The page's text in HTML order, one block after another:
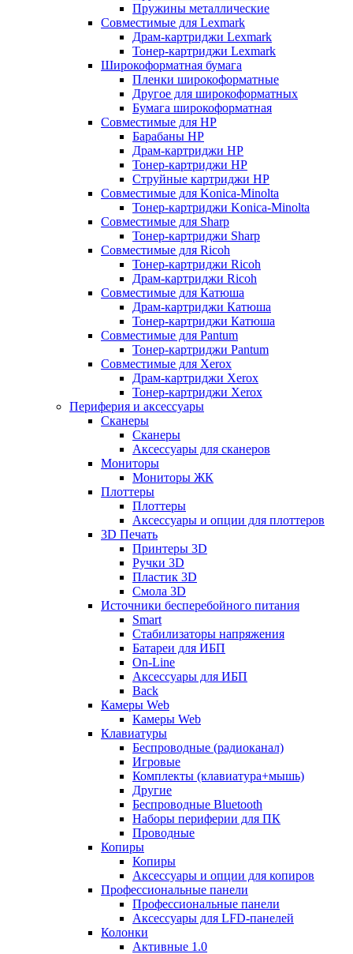
Пружины металлические
Совместимые для Lexmark
Драм-картриджи Lexmark
Тонер-картриджи Lexmark
Широкоформатная бумага
Пленки широкоформатные
Другое для широкоформатных
Бумага широкоформатная
Совместимые для HP
Барабаны HP
Драм-картриджи HP
Тонер-картриджи HP
Струйные картриджи HP
Совместимые для Konica-Minolta
Тонер-картриджи Konica-Minolta
Совместимые для Sharp
Тонер-картриджи Sharp
Совместимые для Ricoh
Тонер-картриджи Ricoh
Драм-картриджи Ricoh
Совместимые для Катюша
Драм-картриджи Катюша
Тонер-картриджи Катюша
Совместимые для Pantum
Тонер-картриджи Pantum
Совместимые для Xerox
Драм-картриджи Xerox
Тонер-картриджи Xerox
Периферия и аксессуары
Сканеры
Сканеры
Аксессуары для сканеров
Мониторы
Мониторы ЖК
Плоттеры
Плоттеры
Аксессуары и опции для плоттеров
3D Печать
Принтеры 3D
Ручки 3D
Пластик 3D
Смола 3D
Источники бесперебойного питания
Smart
Стабилизаторы напряжения
Батареи для ИБП
On-Line
Аксессуары для ИБП
Back
Камеры Web
Камеры Web
Клавиатуры
Беспроводные (радиоканал)
Игровые
Комплекты (клавиатура+мышь)
Другие
Беспроводные Bluetooth
Наборы периферии для ПК
Проводные
Копиры
Копиры
Аксессуары и опции для копиров
Профессиональные панели
Профессиональные панели
Аксессуары для LFD-панелей
Колонки
Активные 1.0